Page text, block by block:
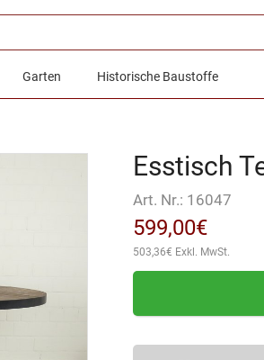
Garten Historische Baustoffe
Esstisch
Art. Nr.: 16047
599,00€
503,36€ Exkl. MwSt.